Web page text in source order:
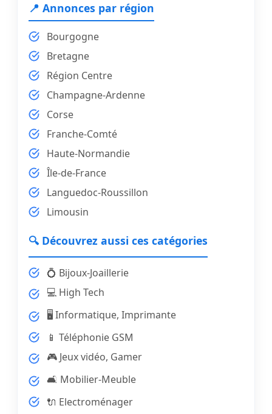
📍 Annonces par région
Bourgogne
Bretagne
Région Centre
Champagne-Ardenne
Corse
Franche-Comté
Haute-Normandie
Île-de-France
Languedoc-Roussillon
Limousin
🔍 Découvrez aussi ces catégories
💍 Bijoux-Joaillerie
💻 High Tech
🖥️ Informatique, Imprimante
📱 Téléphonie GSM
🎮 Jeux vidéo, Gamer
🛋️ Mobilier-Meuble
🔌 Electroménager